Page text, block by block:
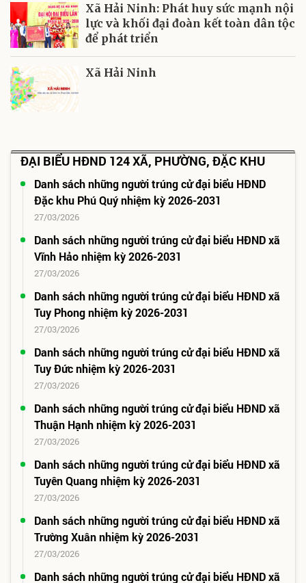
Xã Hải Ninh: Phát huy sức mạnh nội
lực và khối đại đoàn kết toàn dân tộc
để phát triển
Xã Hải Ninh
ĐẠI BIỂU HĐND 124 XÃ, PHƯỜNG, ĐẶC KHU
Danh sách những người trúng cử đại biểu HĐND
Đặc khu Phú Quý nhiệm kỳ 2026-2031
27/03/2026
Danh sách những người trúng cử đại biểu HĐND xã
Vĩnh Hảo nhiệm kỳ 2026-2031
27/03/2026
Danh sách những người trúng cử đại biểu HĐND xã
Tuy Phong nhiệm kỳ 2026-2031
27/03/2026
Danh sách những người trúng cử đại biểu HĐND xã
Tuy Đức nhiệm kỳ 2026-2031
27/03/2026
Danh sách những người trúng cử đại biểu HĐND xã
Thuận Hạnh nhiệm kỳ 2026-2031
27/03/2026
Danh sách những người trúng cử đại biểu HĐND xã
Tuyên Quang nhiệm kỳ 2026-2031
27/03/2026
Danh sách những người trúng cử đại biểu HĐND xã
Trường Xuân nhiệm kỳ 2026-2031
27/03/2026
Danh sách những người trúng cử đại biểu HĐND xã